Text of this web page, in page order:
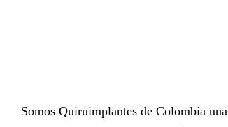
Somos Quiruimplantes de Colombia una